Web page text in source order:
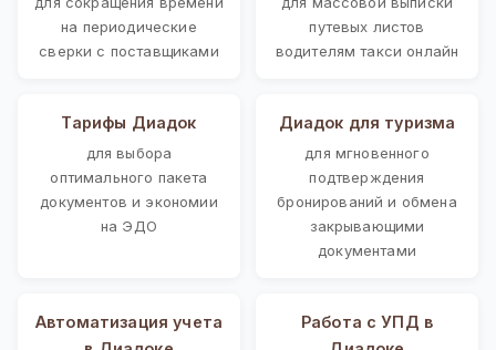
на периодические
сверки с поставщиками
путевых листов
водителям такси онлайн
Тарифы Диадок
для выбора
оптимального пакета
документов и экономии
на ЭДО
Диадок для туризма
для мгновенного
подтверждения
бронирований и обмена
закрывающими
документами
Автоматизация учета
Работа с УПД в